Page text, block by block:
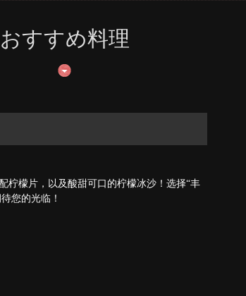
おすすめ料理
柠檬片，以及酸甜可口的柠檬冰沙！选择“丰
您的光临！